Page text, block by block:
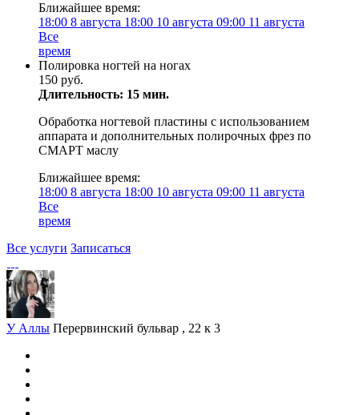
Ближайшее время:
18:00 8 августа 18:00 10 августа 09:00 11 августа
Все
время
Полировка ногтей на ногах
150 руб.
Длительность: 15 мин.
Обработка ногтевой пластины с использованием
аппарата и дополнительных полирочных фрез по
СМАРТ маслу
Ближайшее время:
18:00 8 августа 18:00 10 августа 09:00 11 августа
Все
время
Все услуги Записаться
У Аллы Перервинский бульвар , 22 к 3